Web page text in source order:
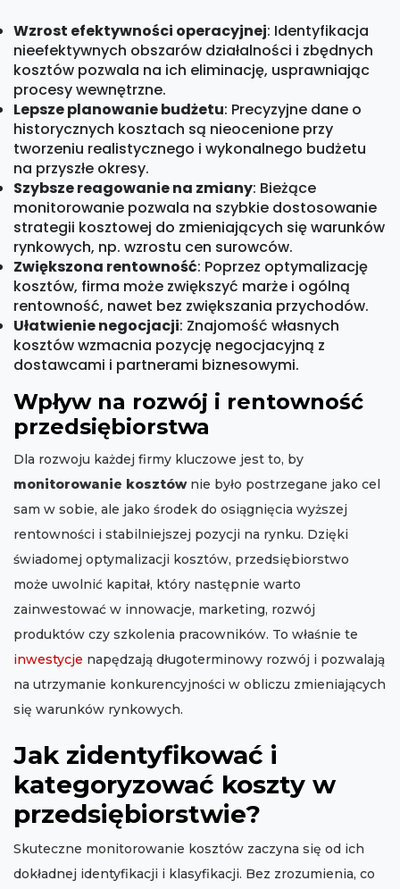
Wzrost efektywności operacyjnej: Identyfikacja
nieefektywnych obszarów działalności i zbędnych
kosztów pozwala na ich eliminację, usprawniając
procesy wewnętrzne.
Lepsze planowanie budżetu: Precyzyjne dane o
historycznych kosztach są nieocenione przy
tworzeniu realistycznego i wykonalnego budżetu
na przyszłe okresy.
Szybsze reagowanie na zmiany: Bieżące
monitorowanie pozwala na szybkie dostosowanie
strategii kosztowej do zmieniających się warunków
rynkowych, np. wzrostu cen surowców.
Zwiększona rentowność: Poprzez optymalizację
kosztów, firma może zwiększyć marże i ogólną
rentowność, nawet bez zwiększania przychodów.
Ułatwienie negocjacji: Znajomość własnych
kosztów wzmacnia pozycję negocjacyjną z
dostawcami i partnerami biznesowymi.
Wpływ na rozwój i rentowność
przedsiębiorstwa
Dla rozwoju każdej firmy kluczowe jest to, by
monitorowanie kosztównie było postrzegane jako cel
sam w sobie, ale jako środek do osiągnięcia wyższej
rentowności i stabilniejszej pozycji na rynku. Dzięki
świadomej optymalizacji kosztów, przedsiębiorstwo
może uwolnić kapitał, który następnie warto
zainwestować w innowacje, marketing, rozwój
produktów czy szkolenia pracowników. To właśnie te
inwestycje napędzają długoterminowy rozwój i pozwalają
na utrzymanie konkurencyjności w obliczu zmieniających
się warunków rynkowych.
Jak zidentyfikować i
kategoryzować koszty w
przedsiębiorstwie?
Skuteczne monitorowanie kosztów zaczyna się od ich
dokładnej identyfikacji i klasyfikacji. Bez zrozumienia, co